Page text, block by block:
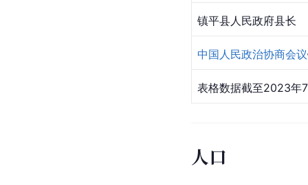
镇平县人民政府县长
中国人民政治协商会议
表格数据截至2023年
人口